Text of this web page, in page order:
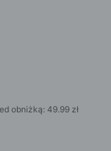
obniżką: 49.99 zł